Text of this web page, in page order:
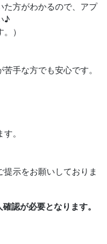
た方がわかるので、アプ
♪
）
手な方でも安心です。
。
示をお願いしておりま
認が必要となります。